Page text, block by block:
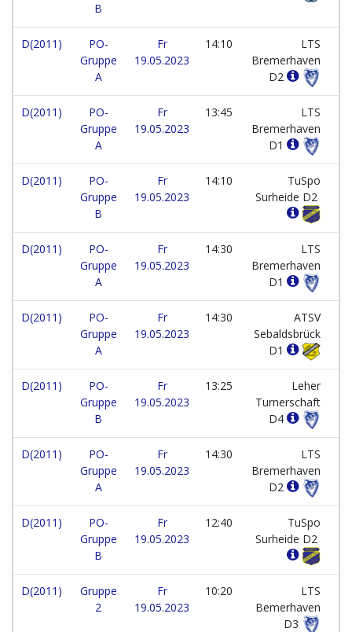
B
D(2011)
PO-
Gruppe
A
Fr
19.05.2023
14:10
LTS
Bremerhaven
D2
D(2011)
PO-
Gruppe
A
Fr
19.05.2023
13:45
LTS
Bremerhaven
D1
D(2011)
PO-
Gruppe
B
Fr
19.05.2023
14:10
TuSpo
Surheide D2
D(2011)
PO-
Gruppe
A
Fr
19.05.2023
14:30
LTS
Bremerhaven
D1
D(2011)
PO-
Gruppe
A
Fr
19.05.2023
14:30
ATSV
Sebaldsbrück
D1
D(2011)
PO-
Gruppe
B
Fr
19.05.2023
13:25
Leher
Turnerschaft
D4
D(2011)
PO-
Gruppe
A
Fr
19.05.2023
14:30
LTS
Bremerhaven
D2
D(2011)
PO-
Gruppe
B
Fr
19.05.2023
12:40
TuSpo
Surheide D2
D(2011)
Gruppe
2
Fr
19.05.2023
10:20
LTS
Bemerhaven
D3